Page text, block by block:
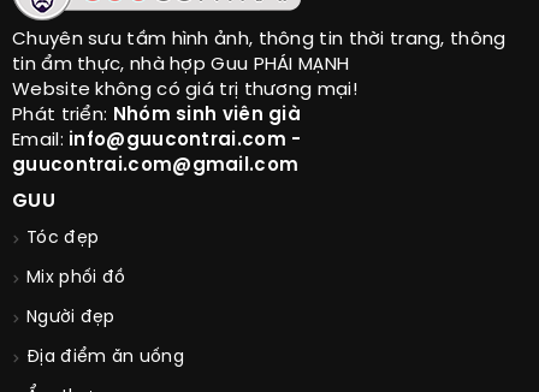
Chuyên sưu tầm hình ảnh, thông tin thời trang, thông
tin ẩm thực, nhà hợp Guu PHÁI MẠNH
Website không có giá trị thương mại!
Phát triển: Nhóm sinh viên già
Email: info@guucontrai.com -
guucontrai.com@gmail.com
GUU
Tóc đẹp
Mix phối đồ
Người đẹp
Địa điểm ăn uống